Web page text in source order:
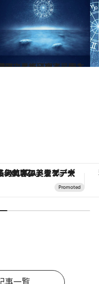
よる心理占星術入門イフスタイル
のための「ReFa GINZA」クルーズ 【夏限定ディナーコース】旬を
事一覧